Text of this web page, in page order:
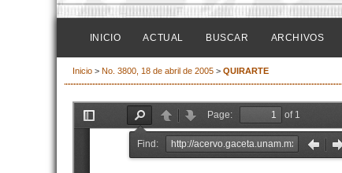
INICIO ACTUAL BUSCAR ARCHIVOS
Inicio > No. 3800, 18 de abril de 2005 > QUIRARTE